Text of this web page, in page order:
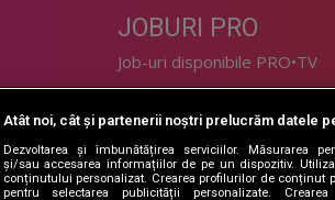
JOBURI PRO
Job-uri disponibile PRO•TV
LIFESTYLE
Doctor de Bine
Acasă
Atât noi, cât și partenerii noștri prelucrăm datele
Dezvoltarea și îmbunătățirea serviciilor. Măsurarea
și/sau accesarea informațiilor de pe un dispozitiv.
conținutului personalizat. Crearea profilurilor de conținut
pentru selectarea publicității personalizate.